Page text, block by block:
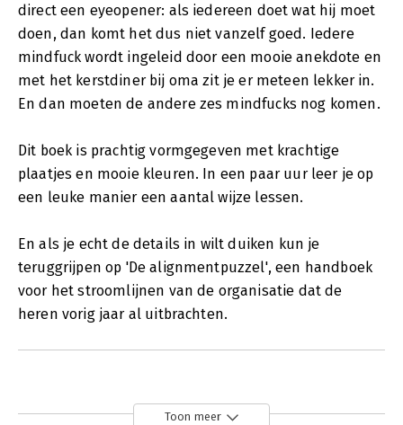
direct een eyeopener: als iedereen doet wat hij moet
doen, dan komt het dus niet vanzelf goed. Iedere
mindfuck wordt ingeleid door een mooie anekdote en
met het kerstdiner bij oma zit je er meteen lekker in.
En dan moeten de andere zes mindfucks nog komen.
Dit boek is prachtig vormgegeven met krachtige
plaatjes en mooie kleuren. In een paar uur leer je op
een leuke manier een aantal wijze lessen.
En als je echt de details in wilt duiken kun je
teruggrijpen op 'De alignmentpuzzel', een handboek
voor het stroomlijnen van de organisatie dat de
heren vorig jaar al uitbrachten.
Toon meer